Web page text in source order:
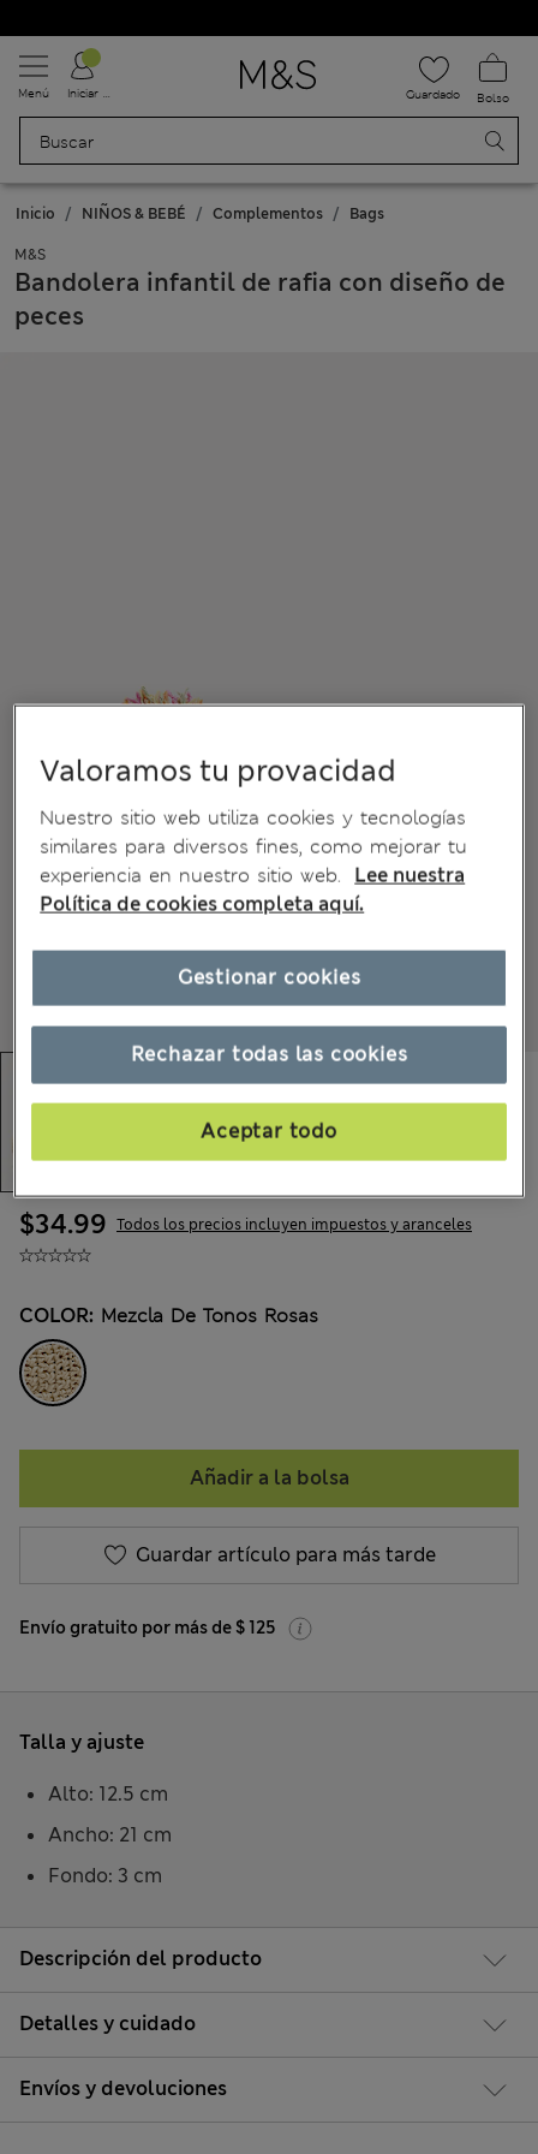
Menú Iniciar sesión Guardado Bolso
Inicio NIÑOS & BEBÉ Complementos Bags
M&S
Bandolera infantil de rafia con diseño de
peces
$34.99 Todos los precios incluyen impuestos y aranceles
COLOR: Mezcla De Tonos Rosas
Añadir a la bolsa
Guardar artículo para más tarde
Envío gratuito por más de $ 125
Descripción del producto
Detalles y cuidado
Envíos y devoluciones
Talla y ajuste
Alto: 12.5 cm
Ancho: 21 cm
Fondo: 3 cm
Valoramos tu provacidad
Nuestro sitio web utiliza cookies y tecnologías
similares para diversos fines, como mejorar tu
experiencia en nuestro sitio web.
Lee nuestra
Política de cookies completa aquí.
Rechazar todas las cookies
Aceptar todo
Gestionar cookies